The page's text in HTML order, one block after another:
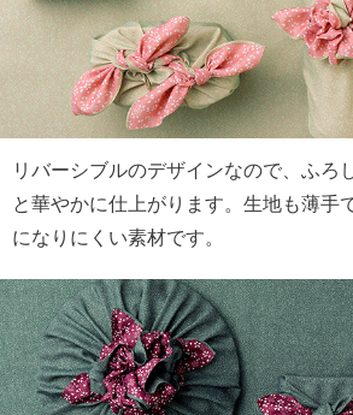
リバーシブルのデザインなので、ふろ
と華やかに仕上がります。生地も薄手
になりにくい素材です。